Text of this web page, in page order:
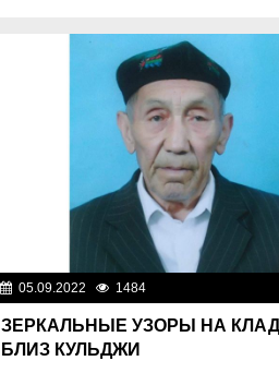
05.09.2022 1484
ЗЕРКАЛЬНЫЕ УЗОРЫ НА
БЛИЗ КУЛЬДЖИ